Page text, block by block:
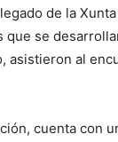
de la
se
asistieron al
cuenta con